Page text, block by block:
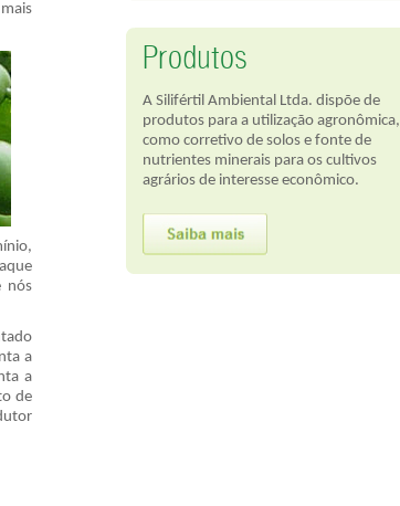
nós
a
a
de
Produtos
A Silifértil Ambiental Ltda. dispõe de
produtos para a utilização agronômica,
como corretivo de solos e fonte de
nutrientes minerais para os cultivos
agrários de interesse econômico.